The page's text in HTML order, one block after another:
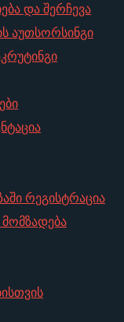
და შერჩევა
აუთსორსინგი
რეგისტრაცია